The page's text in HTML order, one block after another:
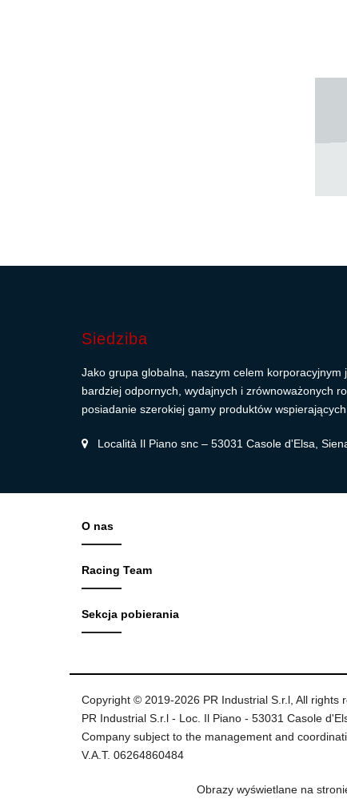
Siedziba
Jako grupa globalna, naszym celem korporacyjnym
bardziej odpornych, wydajnych i zrównoważonych
posiadanie szerokiej gamy produktów
Località Il Piano snc – 53031 Casole d'Elsa,
O nas
Racing Team
Sekcja pobierania
Copyright © 2019-2026 PR Industrial S.r.l, All rights
PR Industrial S.r.l - Loc. Il Piano - 53031 Casole
Company subject to the management and
V.A.T. 06264860484
Obrazy wyświetlane na